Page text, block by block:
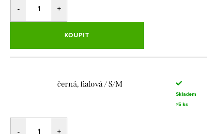
KOUPIT
černá, fialová / S/M
Skladem
>5 ks